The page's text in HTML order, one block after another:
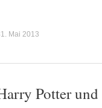
Mai 2013
Potter